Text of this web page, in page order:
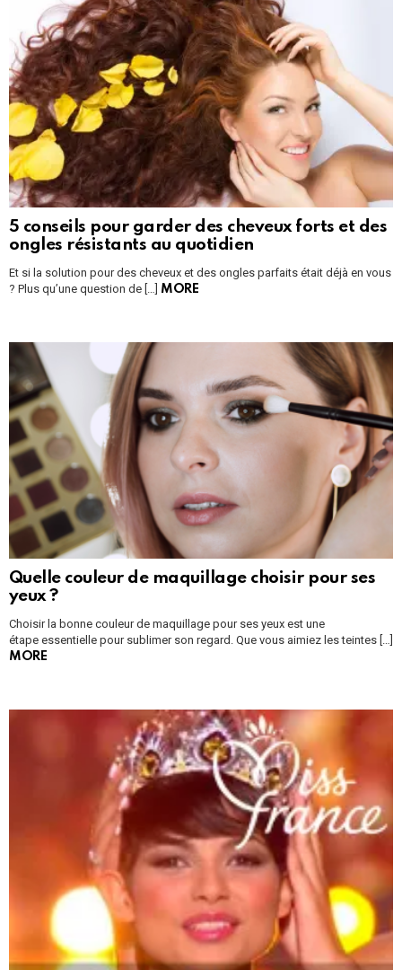
5 conseils pour garder des cheveux forts et des
ongles résistants au quotidien
Et si la solution pour des cheveux et des ongles parfaits était déjà en vous
? Plus qu’une question de […] MORE
Quelle couleur de maquillage choisir pour ses
yeux ?
Choisir la bonne couleur de maquillage pour ses yeux est une
étape essentielle pour sublimer son regard. Que vous aimiez les teintes […]
MORE